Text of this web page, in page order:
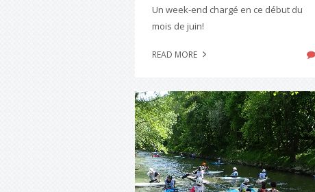
Un week-end chargé en ce début du
mois de juin!
READ MORE